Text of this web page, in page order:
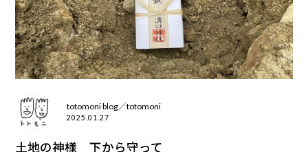
totomoni blog／totomoni
2025.01.27
土地の神様 下から守って